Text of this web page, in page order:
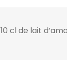
10 cl de lait